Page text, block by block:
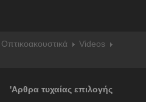
Οπτικοακουστικά
Videos
'Αρθρα τυχαίας επιλογής